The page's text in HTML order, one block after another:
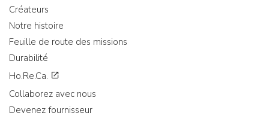
Créateurs
Notre histoire
Feuille de route des missions
Durabilité
Ho.Re.Ca.
Collaborez avec nous
Devenez fournisseur